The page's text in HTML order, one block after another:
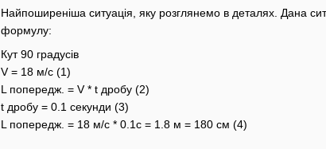
Найпоширеніша ситуація, яку розглянемо в деталях. Дана
формулу:
Кут 90 градусів
V = 18 м/с (1)
L попередж. = V * t дробу (2)
t дробу = 0.1 секунди (3)
L попередж. = 18 м/с * 0.1с = 1.8 м = 180 см (4)